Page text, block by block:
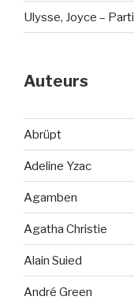
Ulysse, Joyce –
Auteurs
Abrüpt
Adeline Yzac
Agamben
Agatha Christie
Alain Suied
André Green